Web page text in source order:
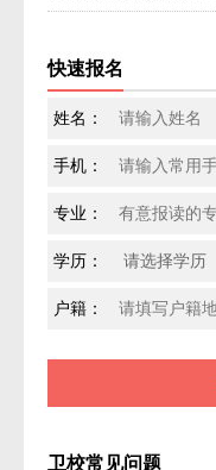
快速报名
姓名：
手机：
专业：
学历：
户籍：
卫校常见问题